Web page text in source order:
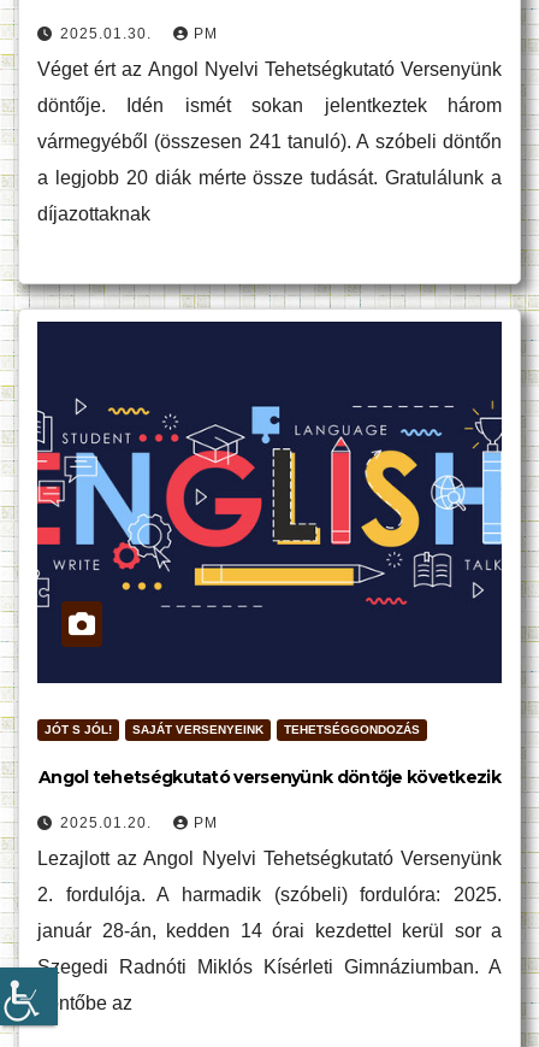
2025.01.30. PM
Véget ért az Angol Nyelvi Tehetségkutató Versenyünk
döntője. Idén ismét sokan jelentkeztek három
vármegyéből (összesen 241 tanuló). A szóbeli döntőn
a legjobb 20 diák mérte össze tudását. Gratulálunk a
díjazottaknak
JÓT S JÓL! SAJÁT VERSENYEINK TEHETSÉGGONDOZÁS
Angol tehetségkutató versenyünk döntője következik
2025.01.20. PM
Lezajlott az Angol Nyelvi Tehetségkutató Versenyünk
2. fordulója. A harmadik (szóbeli) fordulóra: 2025.
január 28-án, kedden 14 órai kezdettel kerül sor a
Szegedi Radnóti Miklós Kísérleti Gimnáziumban. A
döntőbe az